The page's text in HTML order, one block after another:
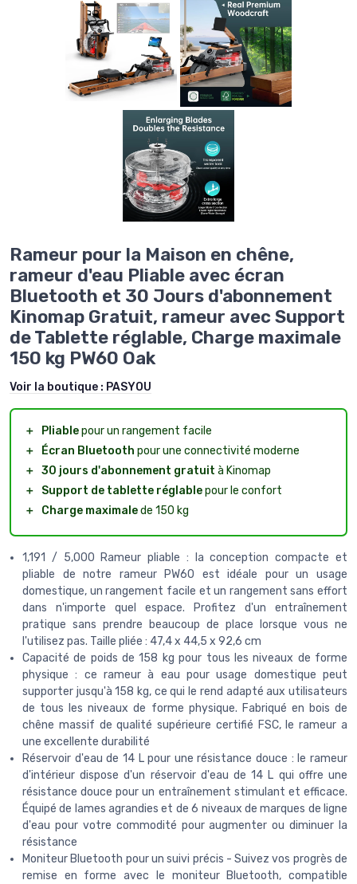
Rameur pour la Maison en chêne,
rameur d'eau Pliable avec écran
Bluetooth et 30 Jours d'abonnement
Kinomap Gratuit, rameur avec Support
de Tablette réglable, Charge maximale
150 kg PW60 Oak
Voir la boutique : PASYOU
＋ Pliablepour un rangement facile
＋
Écran Bluetooth pour une connectivité moderne
＋ 30 jours d'abonnement gratuit à Kinomap
＋
Support de tablette réglablepour le confort
＋
Charge maximalede 150 kg
1,191 / 5,000 Rameur pliable : la conception compacte et
pliable de notre rameur PW60 est idéale pour un usage
domestique, un rangement facile et un rangement sans effort
dans n'importe quel espace. Profitez d'un entraînement
pratique sans prendre beaucoup de place lorsque vous ne
l'utilisez pas. Taille pliée : 47,4 x 44,5 x 92,6 cm
Capacité de poids de 158 kg pour tous les niveaux de forme
physique : ce rameur à eau pour usage domestique peut
supporter jusqu'à 158 kg, ce qui le rend adapté aux utilisateurs
de tous les niveaux de forme physique. Fabriqué en bois de
chêne massif de qualité supérieure certifié FSC, le rameur a
une excellente durabilité
Réservoir d'eau de 14 L pour une résistance douce : le rameur
d'intérieur dispose d'un réservoir d'eau de 14 L qui offre une
résistance douce pour un entraînement stimulant et efficace.
Équipé de lames agrandies et de 6 niveaux de marques de ligne
d'eau pour votre commodité pour augmenter ou diminuer la
résistance
Moniteur Bluetooth pour un suivi précis - Suivez vos progrès de
remise en forme avec le moniteur Bluetooth, compatible